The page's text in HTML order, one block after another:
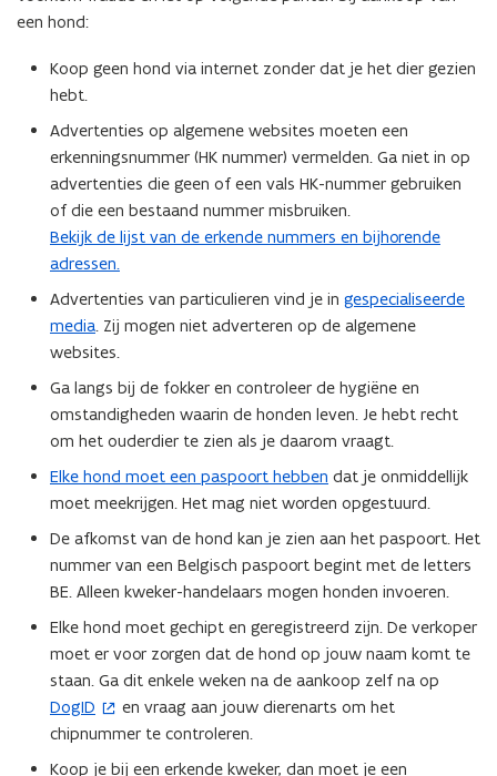
een hond:
Koop geen hond via internet zonder dat je het dier gezien
hebt.
Advertenties op algemene websites moeten een
erkenningsnummer (HK nummer) vermelden. Ga niet in op
advertenties die geen of een vals HK-nummer gebruiken
of die een bestaand nummer misbruiken.
Bekijk de lijst van de erkende nummers en bijhorende
adressen.
Advertenties van particulieren vind je in gespecialiseerde
media. Zij mogen niet adverteren op de algemene
websites.
Ga langs bij de fokker en controleer de hygiëne en
omstandigheden waarin de honden leven. Je hebt recht
om het ouderdier te zien als je daarom vraagt.
Elke hond moet een paspoort hebben dat je onmiddellijk
moet meekrijgen. Het mag niet worden opgestuurd.
De afkomst van de hond kan je zien aan het paspoort. Het
nummer van een Belgisch paspoort begint met de letters
BE. Alleen kweker-handelaars mogen honden invoeren.
Elke hond moet gechipt en geregistreerd zijn. De verkoper
moet er voor zorgen dat de hond op jouw naam komt te
staan. Ga dit enkele weken na de aankoop zelf na op
DogID
(
o
p
en vraag aan jouw dierenarts om het
chipnummer te controleren.
Koop je bij een erkende kweker, dan moet je een